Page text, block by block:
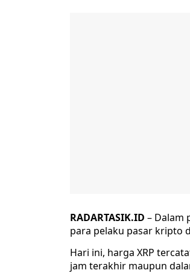
RADARTASIK.ID – Dalam
para pelaku pasar kripto
Hari ini, harga XRP
jam terakhir maupun